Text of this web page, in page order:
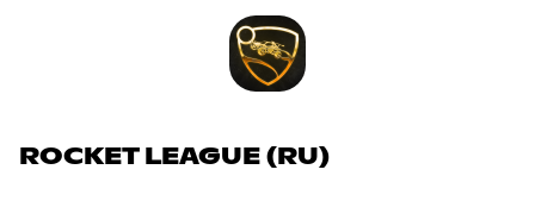
ROCKET LEAGUE (RU)